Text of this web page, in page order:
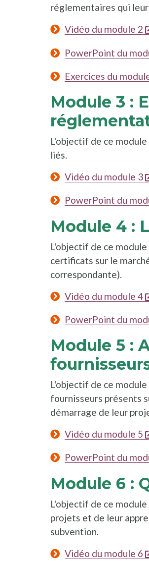
réglementaires qui
Vidéo du module 2
PowerPoint du
Exercices du
Module 3 :
L'objectif de ce
liés.
Vidéo du module 3
PowerPoint du
Module 4 :
L'objectif de ce
certificats sur le
correspondante).
Vidéo du module 4
PowerPoint du
Module 5 :
L'objectif de ce
fournisseurs présents
démarrage de leur
Vidéo du module 5
PowerPoint du
Module 6 :
L'objectif de ce
projets et de leur
subvention.
Vidéo du module 6